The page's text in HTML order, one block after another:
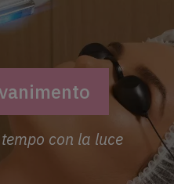
con la luce